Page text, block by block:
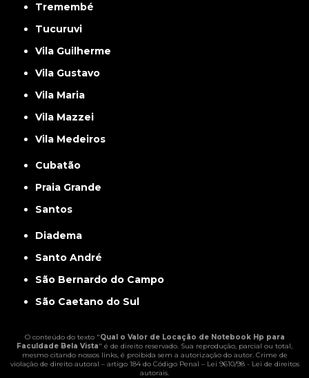
Tremembé
Tucuruvi
Vila Guilherme
Vila Gustavo
Vila Maria
Vila Mazzei
Vila Medeiros
Cubatão
Praia Grande
Santos
Diadema
Santo André
São Bernardo do Campo
São Caetano do Sul
O conteúdo do texto "Qual o Valor de Locação de Notebook Hp para
Faculdade Bela Vista" é de direito reservado. Sua reprodução, parcial ou total,
mesmo citando nossos links, é proibida sem a autorização do autor. Crime de
violação de direito autoral – artigo 184 do Código Penal – Lei 9610/98 - Lei de direitos
autorais.